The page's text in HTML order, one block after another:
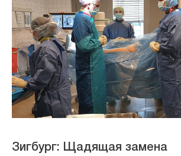
Зигбург: Щадящая замена